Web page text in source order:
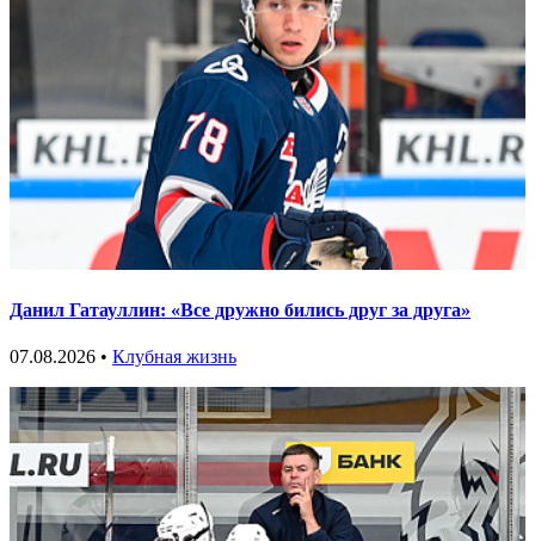
Данил Гатауллин: «Все дружно бились друг за друга»
07.08.2026 • Клубная жизнь